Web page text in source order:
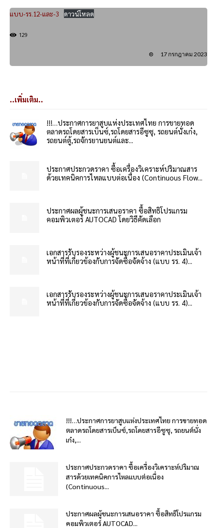
แบบ-รร.12-และ-3 ดาวน์โหลด
129
17 กรกฎาคม 2023
..เพิ่มเติม..
!!!…ประกาศการยาสูบแห่งประเทศไทย การขายทอด
ตลาดรถโดยสารเบ็นซ์,รถโดยสารอีซูซุ, รถยนต์นั่งเก๋ง,
รถยนต์ตู้,รถจักรยานยนต์และ...
ประกาศประกวดราคา ซื้อเครื่องวิเคราะห์ปริมาณสาร
ด้วยเทคนิคการไหลแบบต่อเนื่อง (Continuous Flow...
ประกาศผลผู้ชนะการเสนอราคา ซื้อสิทธิโปรแกรม
คอมพิวเตอร์ AUTOCAD โดยวิธีคัดเลือก
เอกสารรับรองระหว่างผู้ชนะการเสนอราคาประเมินเจ้า
หน้าที่ที่เกี่ยวข้องกับการจัดซื้อจัดจ้าง (แบบ รร. 4)...
เอกสารรับรองระหว่างผู้ชนะการเสนอราคาประเมินเจ้า
หน้าที่ที่เกี่ยวข้องกับการจัดซื้อจัดจ้าง (แบบ รร. 4)...
!!!…ประกาศการยาสูบแห่งประเทศไทย การขายทอด
ตลาดรถโดยสารเบ็นซ์,รถโดยสารอีซูซุ, รถยนต์นั่ง
เก๋ง,...
ประกาศประกวดราคา ซื้อเครื่องวิเคราะห์ปริมาณ
สารด้วยเทคนิคการไหลแบบต่อเนื่อง
(Continuous...
ประกาศผลผู้ชนะการเสนอราคา ซื้อสิทธิโปรแกรม
คอมพิวเตอร์ AUTOCAD...